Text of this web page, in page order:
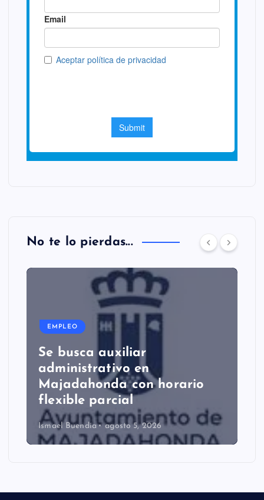
No te lo pierdas...
EMPLEO
Se busca auxiliar
administrativo en
Majadahonda con horario
flexible parcial
Ismael Buendía agosto 5, 2026